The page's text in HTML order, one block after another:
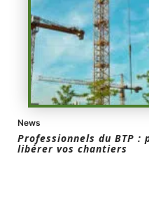
News
Professionnels du BTP :
libérer vos chantiers